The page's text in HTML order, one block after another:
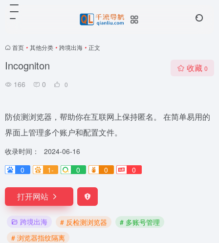
首页 • 其他分类 • 跨境出海 • 正文
Incogniton
166 0 0
收藏 0
防侦测浏览器，帮助你在互联网上保持匿名。 在简单易用的
界面上管理多个账户和配置文件。
收录时间：
2024-06-16
0
1- 0 0 0
打开网站
跨境出海 # 反检测浏览器
# 多账号管理
# 浏览器指纹隔离